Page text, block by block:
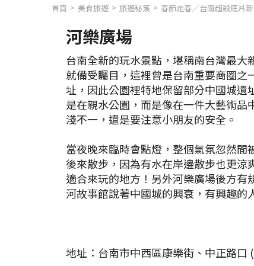
首頁 美食旅遊 旅遊秘笈 春節走春／台南超殺底片
河樂廣場
台南全新的玩水景點，堪稱南台灣最大
就備受矚目，這裡曾是台南重要商圈之
址，因此公園裡特地保留部分中國城遺
是在親水公園，而是像在一件大藝術品
淺不一，還是要注意小朋友的安全。
當夜晚來臨時會點燈，整個氣氛忽然間
後來散步，因為有水在岸邊散步也更涼
適合來玩的地方！另外河樂廣場後方有
河故事館說著中國城的興衰，有興趣的
地址：台南市中西區康樂街、中正路口